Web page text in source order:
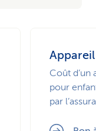
Coût d’un
pour
par